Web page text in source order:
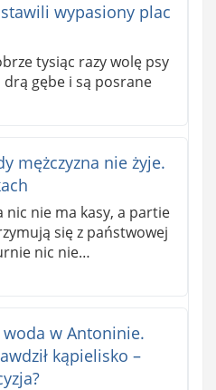
wypasiony plac
tysiąc razy wolę psy
gębe i są posrane
mężczyzna nie żyje.
nic nie ma kasy, a partie
się z państwowej
nic nie…
w Antoninie.
kąpielisko –